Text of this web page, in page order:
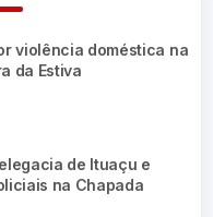
violência doméstica na
da Estiva
de Ituaçu e
na Chapada